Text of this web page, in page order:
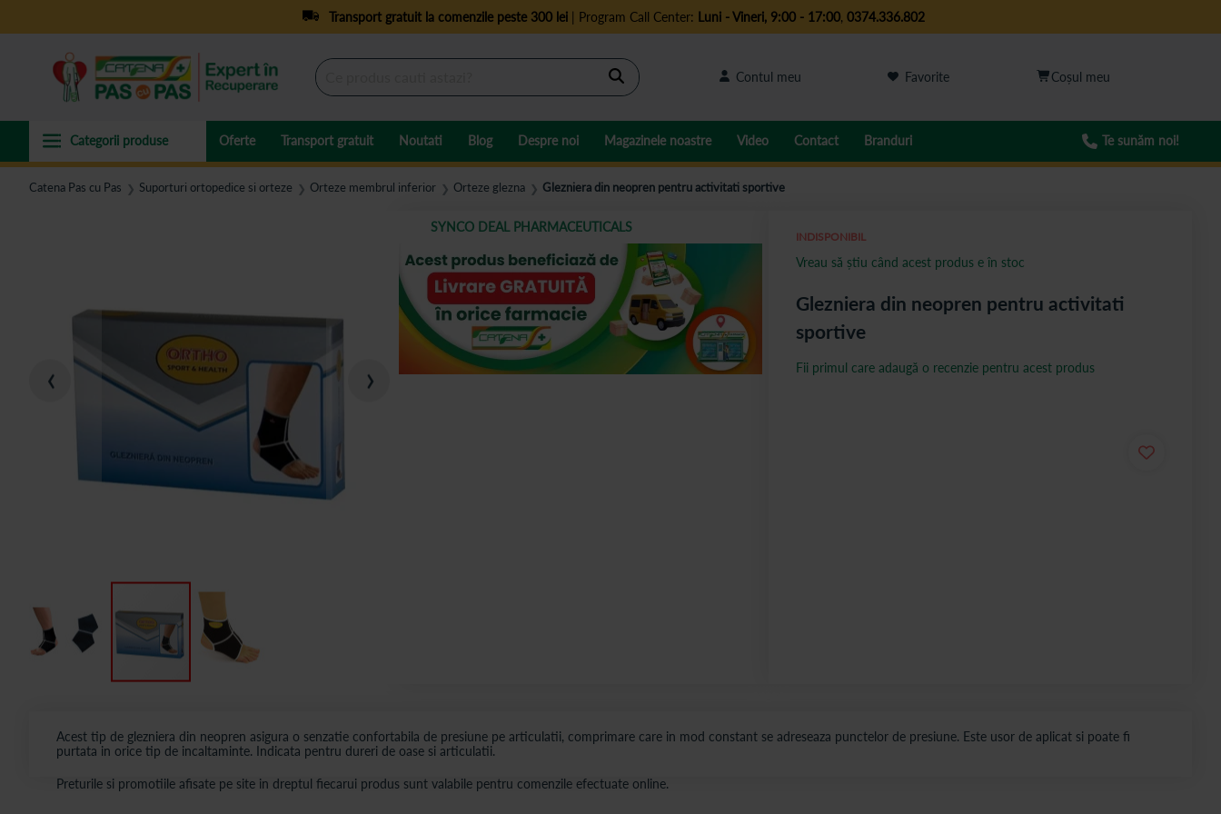
Transport gratuit la comenzile peste 300 lei| Program Call Center: Luni - Vineri, 9:00 - 17:00, 0374.336.802
Cautare Contul meu Favorite
Oferte Transport gratuit Noutati Blog Despre noi Magazinele noastre Video Contact Branduri Te sunăm noi!
Catena Pas cu Pas ❯ Suporturi ortopedice si orteze ❯ Orteze membrul inferior ❯ Orteze glezna ❯ Glezniera din neopren pentru activitati sportive
SYNCO DEAL PHARMACEUTICALS
Acest tip de glezniera din neopren asigura o senzatie confortabila de presiune pe articulatii, comprimare care in mod constant se adreseaza punctelor de presiune. Este usor de aplicat si poate fi
purtata in orice tip de incaltaminte. Indicata pentru dureri de oase si articulatii.
Glezniera din neopren pentru activitati
sportive
INDISPONIBIL
Fii primul care adaugă o recenzie pentru acest produs
Vreau să știu când acest produs e în stoc
Preturile si promotiile afisate pe site in dreptul fiecarui produs sunt valabile pentru comenzile efectuate online.